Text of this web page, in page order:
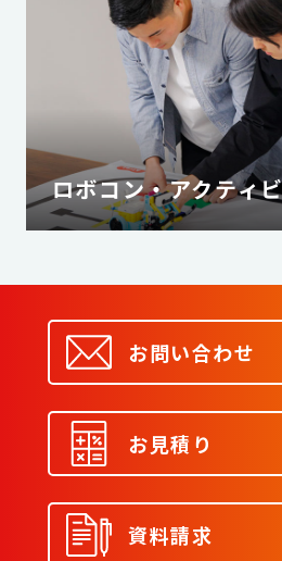
ロボコン・アクティ
お問い合わせ
お見積り
資料請求